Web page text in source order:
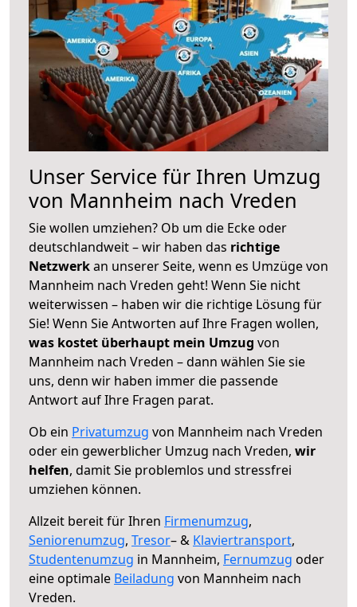
Unser Service für Ihren Umzug
von Mannheim nach Vreden
Sie wollen umziehen? Ob um die Ecke oder
deutschlandweit – wir haben das richtige
Netzwerkan unserer Seite, wenn es Umzüge von
Mannheim nach Vreden geht! Wenn Sie nicht
weiterwissen – haben wir die richtige Lösung für
Sie! Wenn Sie Antworten auf Ihre Fragen wollen,
was kostet überhaupt mein Umzug von
Mannheim nach Vreden – dann wählen Sie sie
uns, denn wir haben immer die passende
Antwort auf Ihre Fragen parat.
Ob ein Privatumzug von Mannheim nach Vreden
oder ein gewerblicher Umzug nach Vreden, wir
helfen, damit Sie problemlos und stressfrei
umziehen können.
Allzeit bereit für Ihren Firmenumzug,
Seniorenumzug, Tresor– & Klaviertransport,
Studentenumzug in Mannheim, Fernumzug oder
eine optimale Beiladung von Mannheim nach
Vreden.